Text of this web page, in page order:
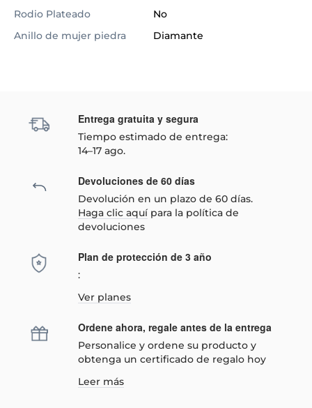
Rodio Plateado
No
Anillo de mujer piedra
Diamante
Entrega gratuita y segura
Tiempo estimado de entrega:
14–17 ago.
Devoluciones de 60 días
Devolución en un plazo de 60 días.
Haga clic aquí para la política de
devoluciones
Plan de protección de 3 año
:
Ver planes
Ordene ahora, regale antes de la entrega
Personalice y ordene su producto y
obtenga un certificado de regalo hoy
Leer más